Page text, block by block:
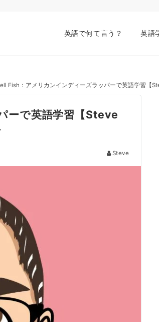
英語で何て言う？ 英語
Fish：アメリカンインディーズラッパーで英語学習【
ーで英語学習【Steve
Steve